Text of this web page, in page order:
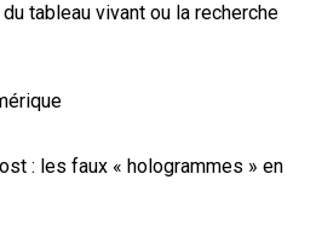
tableau vivant ou la recherche
: les faux « hologrammes » en